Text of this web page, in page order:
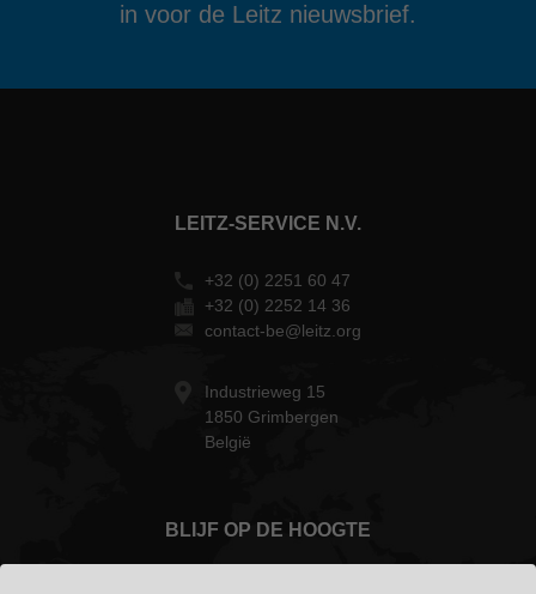
in voor de Leitz nieuwsbrief.
LEITZ-SERVICE N.V.
+32 (0) 2251 60 47
+32 (0) 2252 14 36
contact-be@leitz.org
Industrieweg 15
1850 Grimbergen
België
BLIJF OP DE HOOGTE